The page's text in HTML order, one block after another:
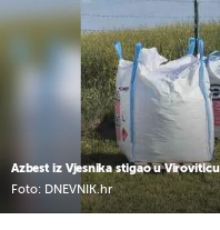
Azbest iz Vjesnika stigao u Viroviticu
Foto: DNEVNIK.hr